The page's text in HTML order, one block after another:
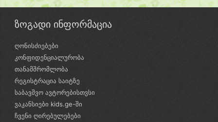
ზოგადი ინფორმაცია
ღონისძიებები
კონფიდენციალურობა
თანამშრომლობა
რეგისტრაცია საიტზე
საბავშვო ავტორებისთვსი
ვაკანსიები kids.ge-ში
ჩვენი ღირებულებები